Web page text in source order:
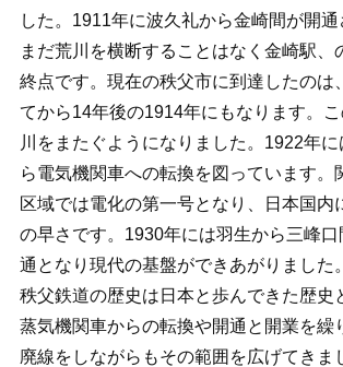
した。1911年に波久礼から金崎間が開通
まだ荒川を横断することはなく金崎駅、
終点です。現在の秩父市に到達したのは
てから14年後の1914年にもなります。
川をまたぐようになりました。1922年
ら電気機関車への転換を図っています。
区域では電化の第一号となり、日本国内
の早さです。1930年には羽生から三峰口
通となり現代の基盤ができあがりました。
秩父鉄道の歴史は日本と歩んできた歴史
蒸気機関車からの転換や開通と開業を繰
廃線をしながらもその範囲を広げてきま